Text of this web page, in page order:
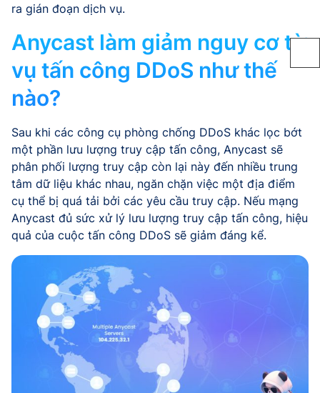
ra gián đoạn dịch vụ.
Anycast làm giảm nguy cơ từ
vụ tấn công DDoS như thế
nào?
Sau khi các công cụ phòng chống DDoS khác lọc bớt
một phần lưu lượng truy cập tấn công, Anycast sẽ
phân phối lượng truy cập còn lại này đến nhiều trung
tâm dữ liệu khác nhau, ngăn chặn việc một địa điểm
cụ thể bị quá tải bởi các yêu cầu truy cập. Nếu mạng
Anycast đủ sức xử lý lưu lượng truy cập tấn công, hiệu
quả của cuộc tấn công DDoS sẽ giảm đáng kể.